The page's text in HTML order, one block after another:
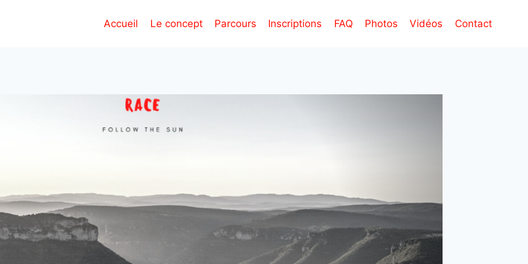
Accueil Le concept Parcours Inscriptions FAQ Photos Vidéos Contact